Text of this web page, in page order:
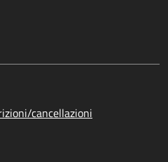
cancellazioni